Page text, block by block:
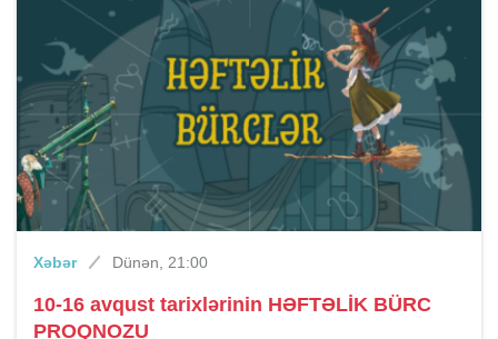
Xəbər Dünən, 21:00
10-16 avqust tarixlərinin HƏFTƏLİK BÜRC
PROQNOZU